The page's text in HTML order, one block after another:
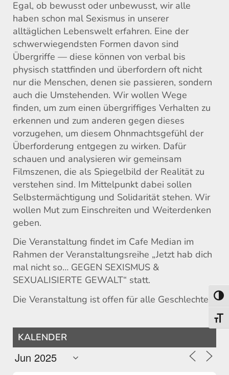
Egal, ob bewusst oder unbewusst, wir alle
haben schon mal Sexismus in unserer
alltäglichen Lebenswelt erfahren. Eine der
schwerwiegendsten Formen davon sind
Übergriffe — diese können von verbal bis
physisch stattfinden und überfordern oft nicht
nur die Menschen, denen sie passieren, sondern
auch die Umstehenden. Wir wollen Wege
finden, um zum einen übergriffiges Verhalten zu
erkennen und zum anderen gegen dieses
vorzugehen, um diesem Ohnmachtsgefühl der
Überforderung entgegen zu wirken. Dafür
schauen und analysieren wir gemeinsam
Filmszenen, die als Spiegelbild der Realität zu
verstehen sind. Im Mittelpunkt dabei sollen
Selbstermächtigung und Solidarität stehen. Wir
wollen Mut zum Einschreiten und Weiterdenken
geben.
Die Veranstaltung findet im Cafe Median im
Rahmen der Veranstaltungsreihe „Jetzt hab dich
mal nicht so… GEGEN SEXISMUS &
SEXUALISIERTE GEWALT“ statt.
Die Veranstaltung ist offen für alle Geschlechter.
KALENDER